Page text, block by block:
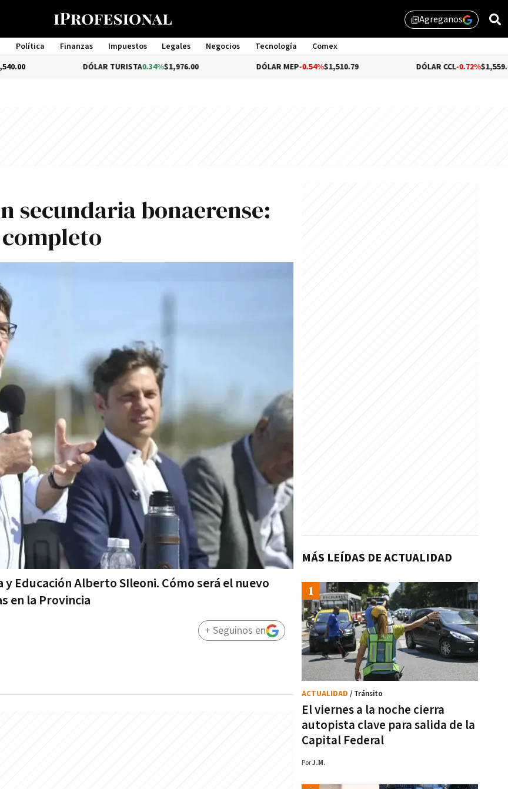
library_addAgreganos
Política Finanzas Impuestos Legales Negocios Tecnología
Comex
Management
DÓLAR TURISTA0.34%$1,976.00 -0.54%$1,510.79 -0.72%$1,559.41
secundaria bonaerense:
Educación Alberto SIleoni. Cómo será el nuevo
en la Provincia
+ Seguinos en
MÁS LEÍDAS DE ACTUALIDAD
El viernes a la noche cierra
autopista clave para salida de la
Capital Federal
ACTUALIDAD / Tránsito
PorJ.M.